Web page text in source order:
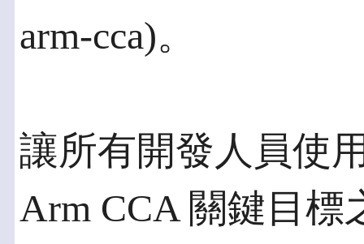
arm-cca)。
讓所有開發人員使
Arm CCA 關鍵目